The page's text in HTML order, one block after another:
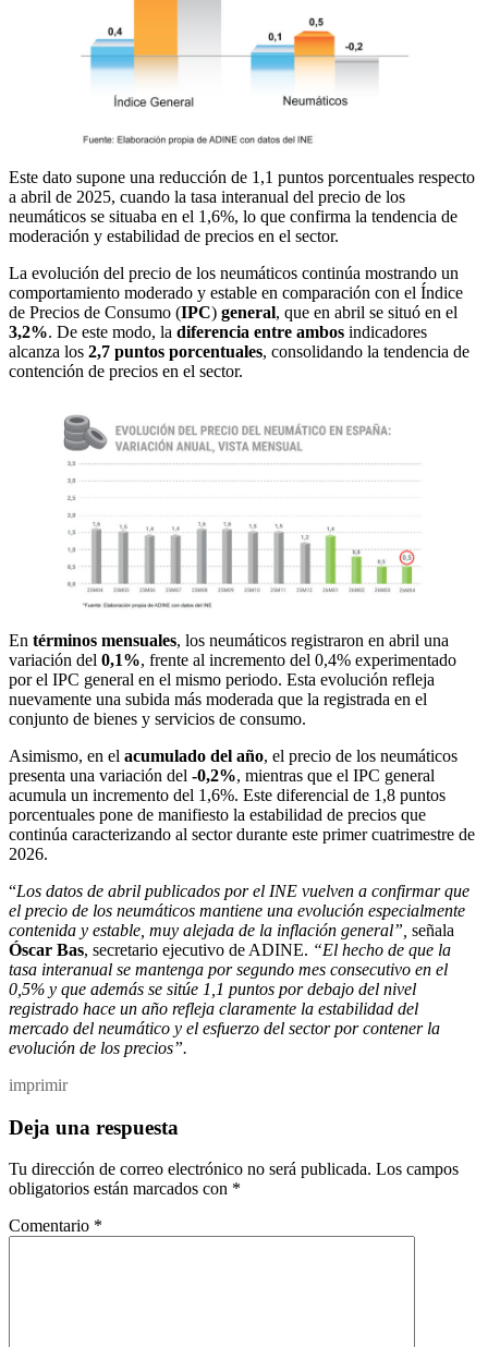
Este dato supone una reducción de 1,1 puntos porcentuales respecto
a abril de 2025, cuando la tasa interanual del precio de los
neumáticos se situaba en el 1,6%, lo que confirma la tendencia de
moderación y estabilidad de precios en el sector.
La evolución del precio de los neumáticos continúa mostrando un
comportamiento moderado y estable en comparación con el Índice
de Precios de Consumo (IPC) general, que en abril se situó en el
3,2%. De este modo, la diferencia entre ambos indicadores
alcanza los 2,7 puntos porcentuales, consolidando la tendencia de
contención de precios en el sector.
En términos mensuales, los neumáticos registraron en abril una
variación del 0,1%, frente al incremento del 0,4% experimentado
por el IPC general en el mismo periodo. Esta evolución refleja
nuevamente una subida más moderada que la registrada en el
conjunto de bienes y servicios de consumo.
Asimismo, en el acumulado del año, el precio de los neumáticos
presenta una variación del -0,2%, mientras que el IPC general
acumula un incremento del 1,6%. Este diferencial de 1,8 puntos
porcentuales pone de manifiesto la estabilidad de precios que
continúa caracterizando al sector durante este primer cuatrimestre de
2026.
“Los datos de abril publicados por el INE vuelven a confirmar que
el precio de los neumáticos mantiene una evolución especialmente
contenida y estable, muy alejada de la inflación general”, señala
Óscar Bas, secretario ejecutivo de ADINE. “El hecho de que la
tasa interanual se mantenga por segundo mes consecutivo en el
0,5% y que además se sitúe 1,1 puntos por debajo del nivel
registrado hace un año refleja claramente la estabilidad del
mercado del neumático y el esfuerzo del sector por contener la
evolución de los precios”.
imprimir
Deja una respuesta
Tu dirección de correo electrónico no será publicada. Los campos
obligatorios están marcados con *
Comentario *